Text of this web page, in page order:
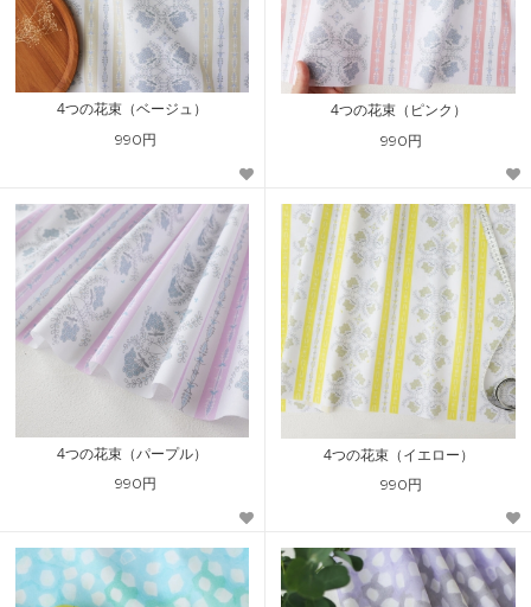
4つの花束（ベージュ）
990円
4つの花束（ピンク）
990円
4つの花束（パープル）
990円
4つの花束（イエロー）
990円